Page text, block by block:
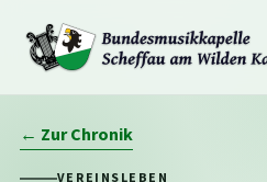
← Zur Chronik
VEREINSLEBEN